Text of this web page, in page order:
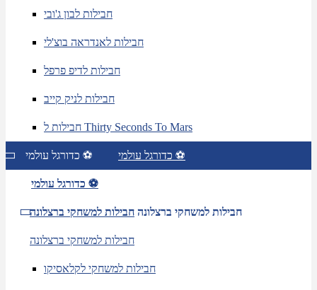
חבילות לבון ג'ובי
חבילות לאנדראה בוצ'לי
חבילות לדיפ פרפל
חבילות לניק קייב
חבילות ל Thirty Seconds To Mars
כדורגל עולמי ⚽ כדורגל עולמי ⚽
כדורגל עולמי ⚽
חבילות למשחקי ברצלונה חבילות למשחקי ברצלונה
חבילות למשחקי ברצלונה
חבילות למשחקי לקלאסיקו